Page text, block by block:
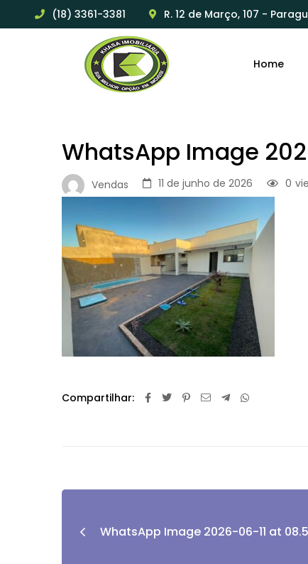
(18) 3361-3381 R. 12 de Março, 107 -
Home
WhatsApp Image
Vendas 11 de junho de 2026 0
Compartilhar:
WhatsApp Image 2026-06-11 at